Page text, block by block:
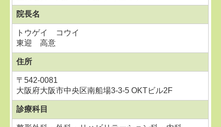
院長名
トウゲイ コウイ
東迎 高意
住所
〒542-0081
大阪府大阪市中央区南船場3-3-5 OKTビル2F
診療科目